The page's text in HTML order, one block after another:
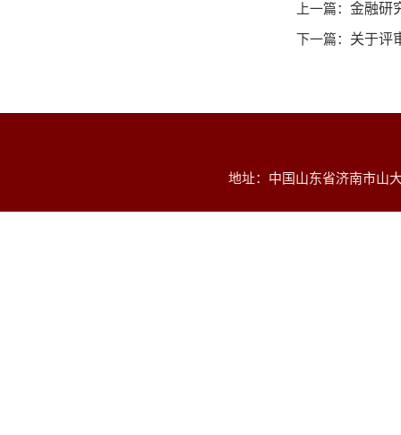
上一篇： 金融研
下一篇： 关于评
地址：中国山东省济南市山